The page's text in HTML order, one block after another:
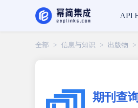
全部 > 信息与知识 > 出版物 >
期刊查
API